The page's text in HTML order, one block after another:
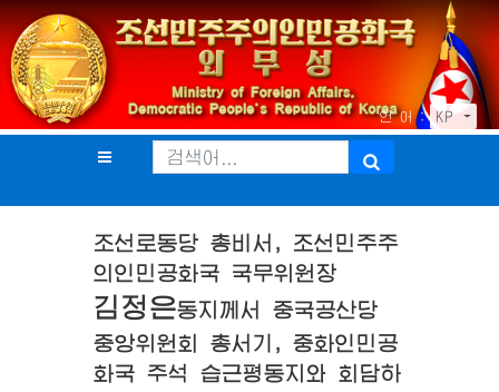
언 어 : KP
조선로동당 총비서, 조선민주주
의인민공화국 국무위원장
김정은동지 께서 중국공산당
중앙위원회 총서기, 중화인민공
화국 주석 습근평동지와 회담하